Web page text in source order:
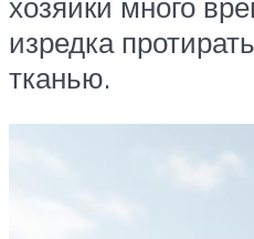
изредка
тканью.